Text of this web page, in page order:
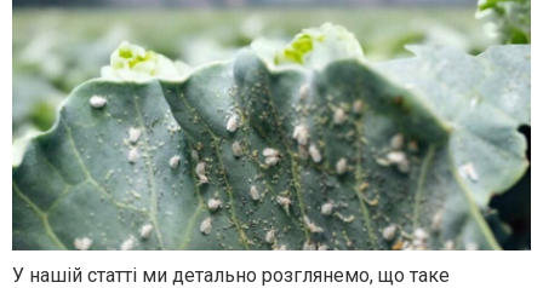
У нашій статті ми детально розглянемо, що таке